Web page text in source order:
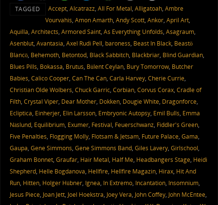
TAGGED Accept, Alcatrazz, All For Metal, Alligatoah, Ambre
Vourvahis, Amon Amarth, Andy Scott, Ankor, April Art,
Aquilla, Architects, Armored Saint, As Everything Unfolds, Asagraum,
Asenblut, Avantasia, Axel Rudi Pell, baroness, Beast In Black, Beastö
Blancö, Behemoth, Betontod, Black Sabbitch, Blackbriar, Blind Guardian,
Blues Pills, Bokassa, Brutus, Bülent Ceylan, Bury Tomorrow, Butcher
Babies, Calico Cooper, Can The Can, Carla Harvey, Cherie Currie,
Christian Olde Wolbers, Chuck Garric, Corbian, Corvus Corax, Cradle of
Filth, Crystal Viper, Dear Mother, Dokken, Dougie White, Dragonforce,
Ecliptica, Einherjer, Elin Larsson, Embryonic Autopsy, Emil Bulls, Emma
Näslund, Equilibrium, Exumer, Festival, Feuerschwanz, Fiddler's Green,
Five Penalties, Flogging Molly, Flotsam & Jetsam, Future Palace, Gama,
Gaupa, Gene Simmons, Gene Simmons Band, Giles Lavery, Girlschool,
Graham Bonnet, Graufar, Hair Metal, Half Me, Headbangers Stage, Heidi
Shepherd, Helle Bogdanova, Hellfire, Hellfire Magazin, Hirax, Hit And
Run, Hitten, Holger Hübner, Ignea, In Extremo, Incantation, Insomnium,
Jesus Piece, Joan Jett, Joel Hoekstra, Joey Vera, John Coffey, John McEntee,